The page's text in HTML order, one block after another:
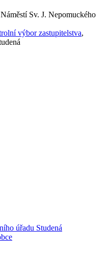
Náměstí Sv. J. Nepomuckého
výbor zastupitelstva,
úřadu Studená